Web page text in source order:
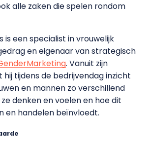
alle zaken die spelen rondom
is een specialist in vrouwelijk
en eigenaar van strategisch
. Vanuit zijn
tijdens de bedrijvendag inzicht
en mannen zo verschillend
denken en voelen en hoe dit
en handelen beïnvloedt.